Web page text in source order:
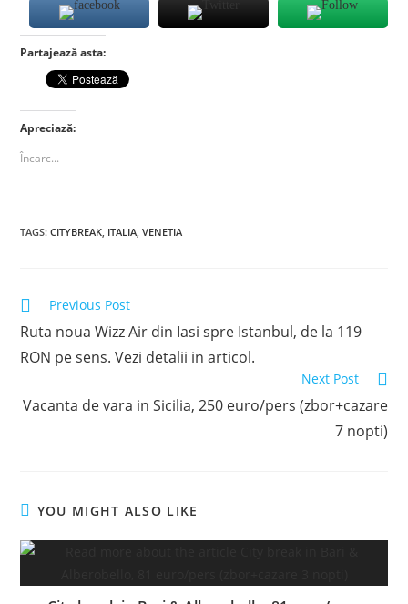
Partajează asta:
Apreciază:
Încarc...
TAGS:CITYBREAK, ITALIA, VENETIA
Read
articles
Previous Post
Ruta noua Wizz Air din Iasi spre Istanbul, de la 119
RON pe sens. Vezi detalii in articol.
Next Post
Vacanta de vara in Sicilia, 250 euro/pers (zbor+cazare
7 nopti)
YOU MIGHT ALSO LIKE